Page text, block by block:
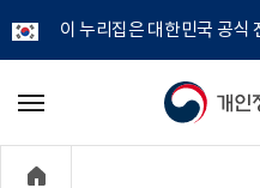
이 누리집은 대한민국 공식
개
메
기